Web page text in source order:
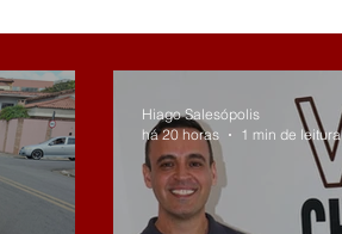
Hiago Salesópolis
há 20 horas
1 min de leitura